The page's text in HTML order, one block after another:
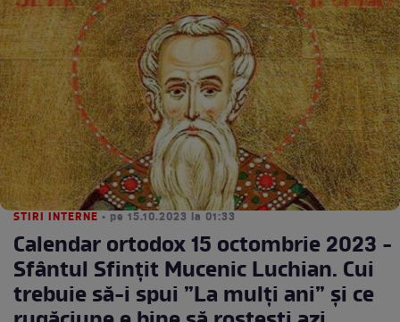
STIRI INTERNE • pe 15.10.2023 la 01:33
Calendar ortodox 15 octombrie 2023 -
Sfântul Sfințit Mucenic Luchian. Cui
trebuie să-i spui ”La mulți ani” și ce